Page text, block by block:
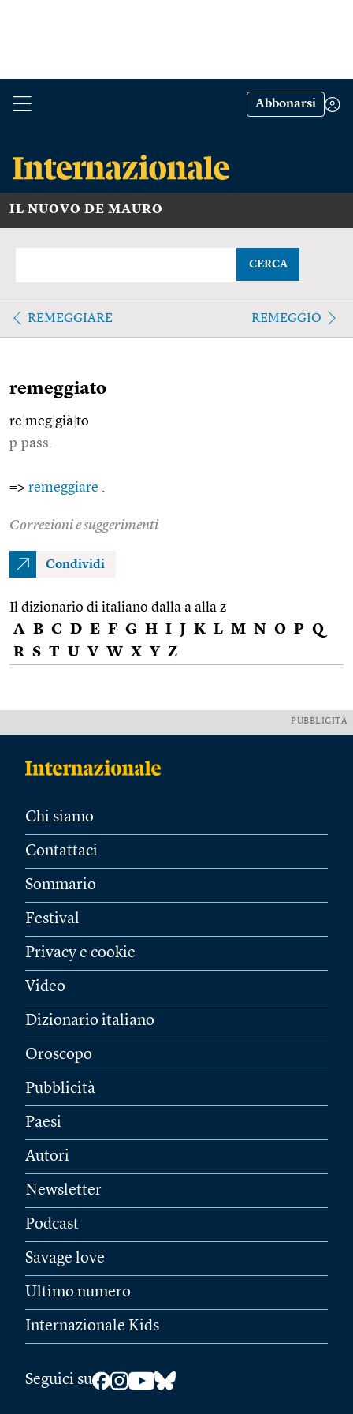
Abbonarsi
IL NUOVO DE MAURO
CERCA
REMEGGIARE REMEGGIO
remeggiato
re meg già to
p.pass.
=> remeggiare
Correzioni e suggerimenti
Condividi
Il dizionario di italiano dalla a alla z
A B C D E F G H I J K L M N O P Q
R S T U V W X Y Z
PUBBLICITÀ
Chi siamo
Contattaci
Sommario
Festival
Privacy e cookie
Video
Dizionario italiano
Oroscopo
Pubblicità
Paesi
Autori
Newsletter
Podcast
Savage love
Ultimo numero
Internazionale Kids
Seguici su